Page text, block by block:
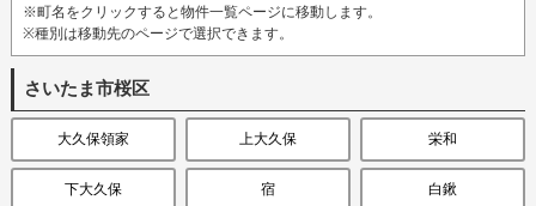
※町名をクリックすると物件一覧ページに移動します。
※種別は移動先のページで選択できます。
さいたま市桜区
大久保領家 上大久保 栄和
下大久保 宿 白鍬